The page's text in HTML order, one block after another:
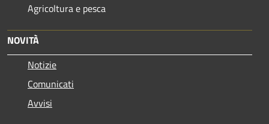
Agricoltura e pesca
NOVITÀ
Notizie
Comunicati
Avvisi